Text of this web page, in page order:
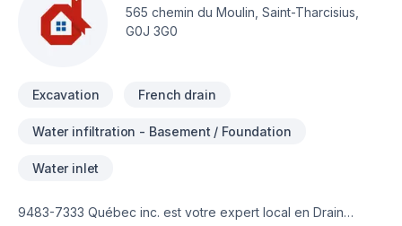
565 chemin du Moulin, Saint-Tharcisius,
G0J 3G0
Excavation French drain
Water infiltration - Basement / Foundation
Water inlet
9483-7333 Québec inc. est votre expert local en Drain